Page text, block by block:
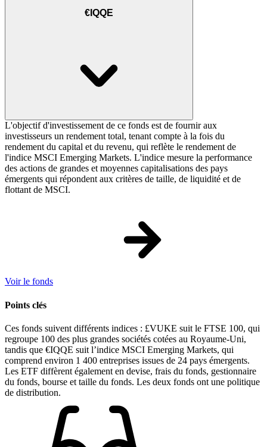
€IQQE
L'objectif d'investissement de ce fonds est de fournir aux
investisseurs un rendement total, tenant compte à la fois du
rendement du capital et du revenu, qui reflète le rendement de
l'indice MSCI Emerging Markets. L'indice mesure la performance
des actions de grandes et moyennes capitalisations des pays
émergents qui répondent aux critères de taille, de liquidité et de
flottant de MSCI.
Voir le fonds
Points clés
Ces fonds suivent différents indices : £VUKE suit le FTSE 100, qui
regroupe 100 des plus grandes sociétés cotées au Royaume-Uni,
tandis que €IQQE suit l’indice MSCI Emerging Markets, qui
comprend environ 1 400 entreprises issues de 24 pays émergents.
Les ETF diffèrent également en devise, frais du fonds, gestionnaire
du fonds, bourse et taille du fonds. Les deux fonds ont une politique
de distribution.